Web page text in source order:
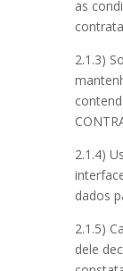
as
2.1.3)
2.1.4)
dados
2.1.5)
dele